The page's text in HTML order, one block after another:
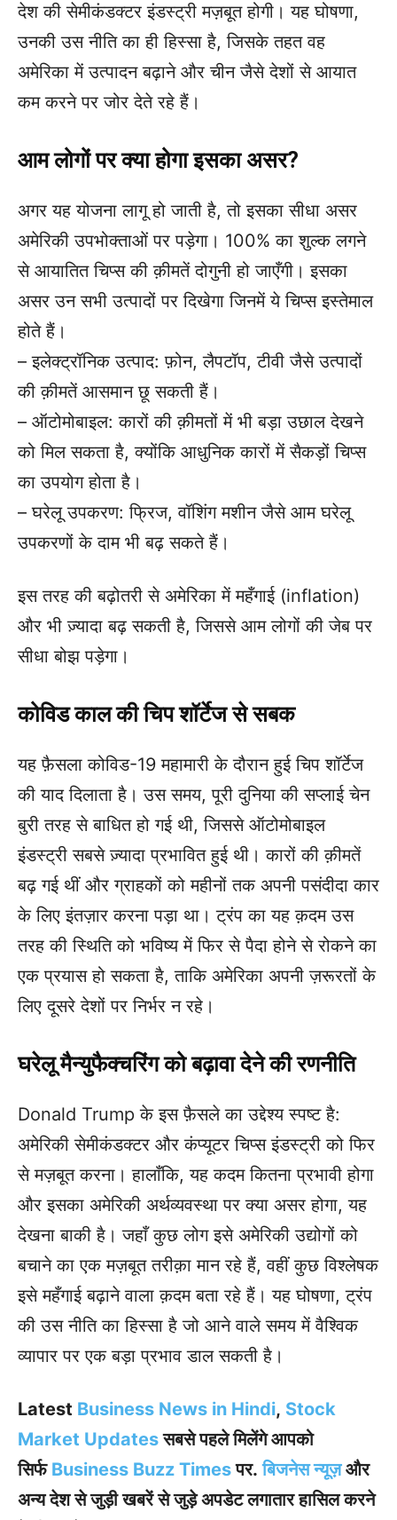
देश की सेमीकंडक्टर इंडस्ट्री मज़बूत होगी। यह घोषणा,
उनकी उस नीति का ही हिस्सा है, जिसके तहत वह
अमेरिका में उत्पादन बढ़ाने और चीन जैसे देशों से आयात
कम करने पर जोर देते रहे हैं।
आम लोगों पर क्या होगा इसका असर?
अगर यह योजना लागू हो जाती है, तो इसका सीधा असर
अमेरिकी उपभोक्ताओं पर पड़ेगा। 100% का शुल्क लगने
से आयातित चिप्स की क़ीमतें दोगुनी हो जाएँगी। इसका
असर उन सभी उत्पादों पर दिखेगा जिनमें ये चिप्स इस्तेमाल
होते हैं।
– इलेक्ट्रॉनिक उत्पाद: फ़ोन, लैपटॉप, टीवी जैसे उत्पादों
की क़ीमतें आसमान छू सकती हैं।
– ऑटोमोबाइल: कारों की क़ीमतों में भी बड़ा उछाल देखने
को मिल सकता है, क्योंकि आधुनिक कारों में सैकड़ों चिप्स
का उपयोग होता है।
– घरेलू उपकरण: फ्रिज, वॉशिंग मशीन जैसे आम घरेलू
उपकरणों के दाम भी बढ़ सकते हैं।
इस तरह की बढ़ोतरी से अमेरिका में महँगाई (inflation)
और भी ज़्यादा बढ़ सकती है, जिससे आम लोगों की जेब पर
सीधा बोझ पड़ेगा।
कोविड काल की चिप शॉर्टेज से सबक
यह फ़ैसला कोविड-19 महामारी के दौरान हुई चिप शॉर्टेज
की याद दिलाता है। उस समय, पूरी दुनिया की सप्लाई चेन
बुरी तरह से बाधित हो गई थी, जिससे ऑटोमोबाइल
इंडस्ट्री सबसे ज़्यादा प्रभावित हुई थी। कारों की क़ीमतें
बढ़ गई थीं और ग्राहकों को महीनों तक अपनी पसंदीदा कार
के लिए इंतज़ार करना पड़ा था। ट्रंप का यह क़दम उस
तरह की स्थिति को भविष्य में फिर से पैदा होने से रोकने का
एक प्रयास हो सकता है, ताकि अमेरिका अपनी ज़रूरतों के
लिए दूसरे देशों पर निर्भर न रहे।
घरेलू मैन्युफैक्चरिंग को बढ़ावा देने की रणनीति
Donald Trump के इस फ़ैसले का उद्देश्य स्पष्ट है:
अमेरिकी सेमीकंडक्टर और कंप्यूटर चिप्स इंडस्ट्री को फिर
से मज़बूत करना। हालाँकि, यह कदम कितना प्रभावी होगा
और इसका अमेरिकी अर्थव्यवस्था पर क्या असर होगा, यह
देखना बाकी है। जहाँ कुछ लोग इसे अमेरिकी उद्योगों को
बचाने का एक मज़बूत तरीक़ा मान रहे हैं, वहीं कुछ विश्लेषक
इसे महँगाई बढ़ाने वाला क़दम बता रहे हैं। यह घोषणा, ट्रंप
की उस नीति का हिस्सा है जो आने वाले समय में वैश्विक
व्यापार पर एक बड़ा प्रभाव डाल सकती है।
Latest Business News in Hindi, Stock
Market Updatesसबसे पहले मिलेंगे आपको
सिर्फ Business Buzz Timesपर.बिजनेस न्यूज़और
अन्य देश से जुड़ी खबरें से जुड़े अपडेट लगातार हासिल करने